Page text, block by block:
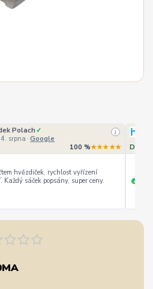
Polach ✓
srpna · Google
i
100 %★★★★★
hvězdiček, rychlost vyřízení
sáček popsány, super ceny.
+